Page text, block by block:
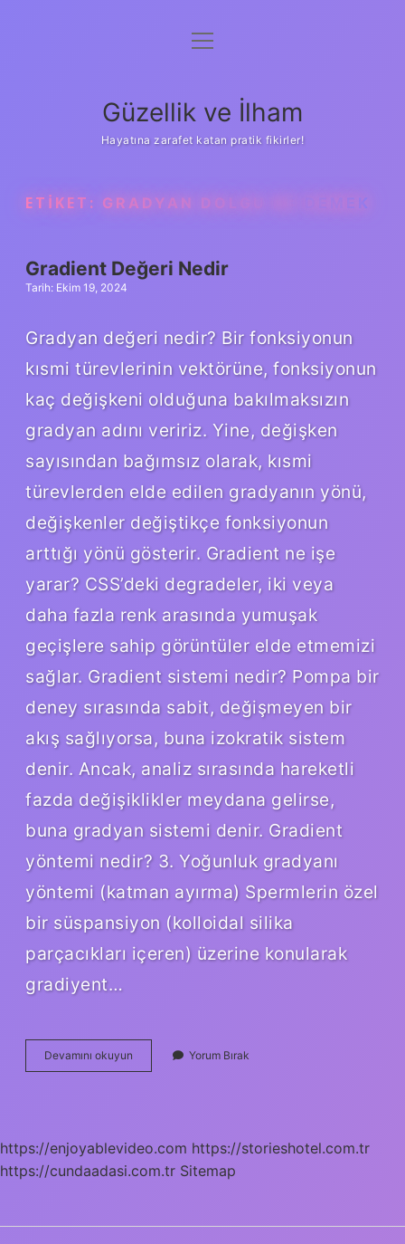
Anasayfa
Yasal Uyarı
menüyü
Güzellik ve İlham
Hayatına zarafet katan pratik fikirler!
ETIKET: GRADYAN DOLGU NE DEMEK
Gradient Değeri Nedir
Tarih: Ekim 19, 2024
Gradyan değeri nedir? Bir fonksiyonun
kısmi türevlerinin vektörüne, fonksiyonun
kaç değişkeni olduğuna bakılmaksızın
gradyan adını veririz. Yine, değişken
sayısından bağımsız olarak, kısmi
türevlerden elde edilen gradyanın yönü,
değişkenler değiştikçe fonksiyonun
arttığı yönü gösterir. Gradient ne işe
yarar? CSS’deki degradeler, iki veya
daha fazla renk arasında yumuşak
geçişlere sahip görüntüler elde etmemizi
sağlar. Gradient sistemi nedir? Pompa bir
deney sırasında sabit, değişmeyen bir
akış sağlıyorsa, buna izokratik sistem
denir. Ancak, analiz sırasında hareketli
fazda değişiklikler meydana gelirse,
buna gradyan sistemi denir. Gradient
yöntemi nedir? 3. Yoğunluk gradyanı
yöntemi (katman ayırma) Spermlerin özel
bir süspansiyon (kolloidal silika
parçacıkları içeren) üzerine konularak
gradiyent…
Devamını okuyun Gradient
Değeri
Yorum Bırak
https://enjoyablevideo.com https://storieshotel.com.tr
https://cundaadasi.com.tr Sitemap